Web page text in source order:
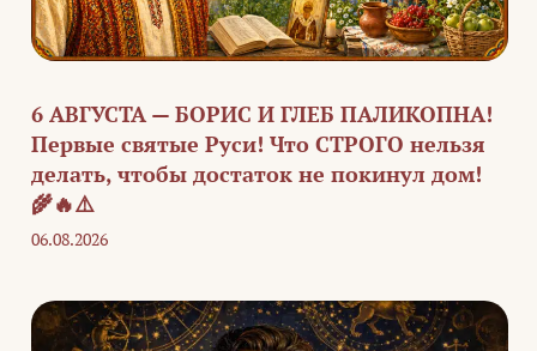
6 АВГУСТА — БОРИС И ГЛЕБ ПАЛИКОПНА!
Первые святые Руси! Что СТРОГО нельзя
делать, чтобы достаток не покинул дом!
🌾🔥⚠️
06.08.2026